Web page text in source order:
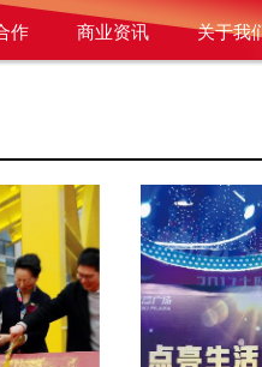
作 商业资讯 关于我